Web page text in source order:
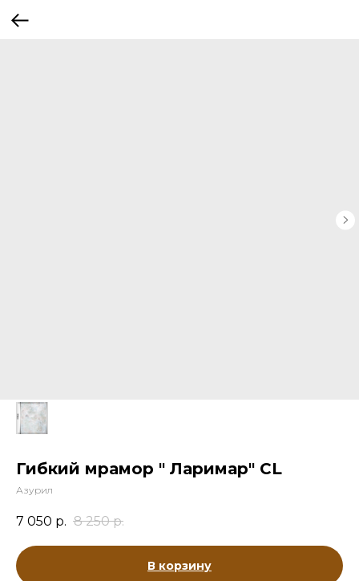
Гибкий мрамор " Ларимар" CL
Азурил
7 050 р. 8 250 р.
В корзину